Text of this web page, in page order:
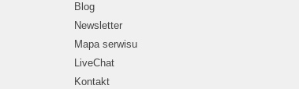
Blog
Newsletter
Mapa serwisu
LiveChat
Kontakt